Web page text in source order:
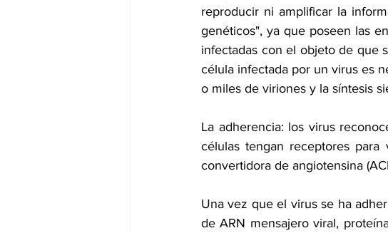
reproducir ni amplificar la
genéticos", ya que poseen las
infectadas con el objeto de que
célula infectada por un virus es
o miles de viriones y la síntesis
La adherencia: los virus
células tengan receptores
convertidora de angiotensina
Una vez que el virus se ha
de ARN mensajero viral,